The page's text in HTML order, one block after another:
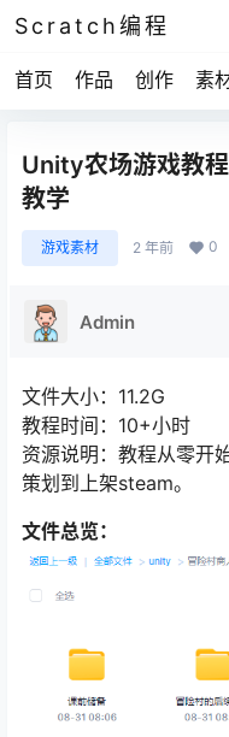
Scratch编程
首页 作品 创作 素
Unity农场游戏教
教学
游戏素材 2 年前 0
Admin
文件大小：11.2G
教程时间：10+小时
资源说明：教程从零开
策划到上架steam。
文件总览：